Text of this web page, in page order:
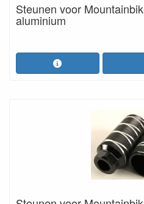
Steunen voor
aluminium